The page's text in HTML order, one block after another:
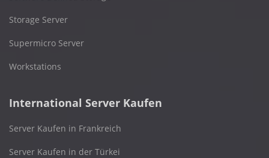
Storage Server
Supermicro Server
Workstations
International Server Kaufen
Server Kaufen in Frankreich
Server Kaufen in der Türkei